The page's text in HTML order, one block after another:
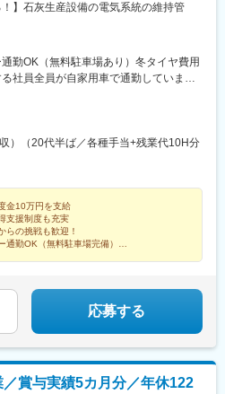
！】石灰生産設備の電気系統の維持管
勤OK（無料駐車場あり）冬タイヤ費用
社員全員が自家用車で通勤していま
社への就業のために苫小牧へ転居する
越費用は全額支給！安心して新生活を
受けられる借上社宅制度や住宅手当も
を抑えられるので、貯金はもちろん、
本線「勇払駅」から車で6分、「沼ノ端
対策：喫煙室あり
）（20代半ば／各種手当+残業代10H分
金10万円を支給
支援制度も充実
らの挑戦も歓迎！
通勤OK（無料駐車場完備）
成長を、”安定基盤”が支えます！」
応募する
賞与実績5カ月分／年休122